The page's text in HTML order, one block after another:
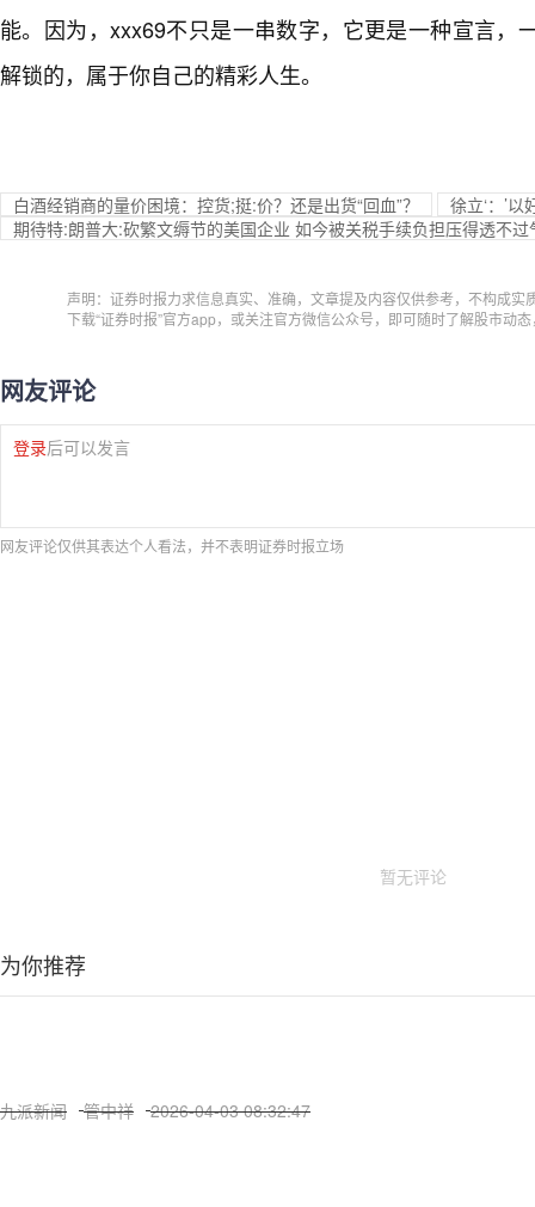
能。因为，xxx69不只是一串数字，它更是一种宣言，
解锁的，属于你自己的精彩人生。
白酒经销商的量价困境：控货;挺:价？还是出货“回血”？
徐立‘：’
期待特:朗普大:砍繁文缛节的美国企业 如今被关税手续负担压得透不过
声明：证券时报力求信息真实、准确，文章提及内容仅供参考，不构成实
下载“证券时报”官方app，或关注官方微信公众号，即可随时了解股市动
网友评论
登录后可以发言
网友评论仅供其表达个人看法，并不表明证券时报立场
暂无评论
为你推荐
九派新闻 管中祥 2026-04-03 08:32:47